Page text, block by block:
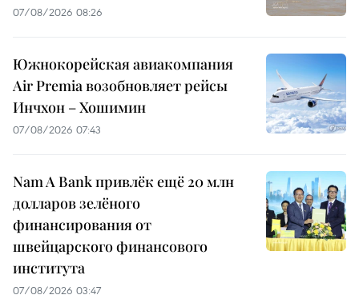
07/08/2026 08:26
Южнокорейская авиакомпания
Air Premia возобновляет рейсы
Инчхон – Хошимин
07/08/2026 07:43
Nam A Bank привлёк ещё 20 млн
долларов зелёного
финансирования от
швейцарского финансового
института
07/08/2026 03:47